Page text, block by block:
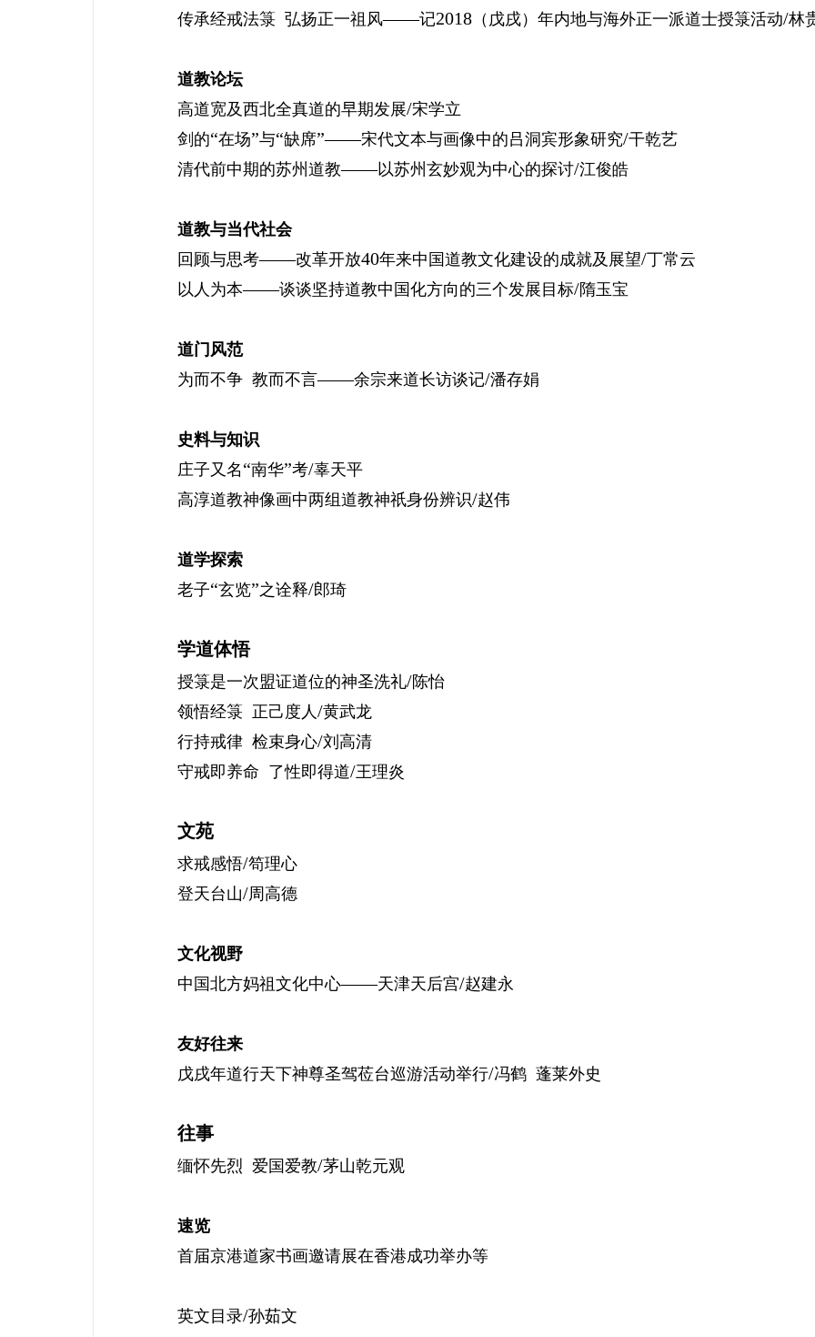
传承经戒法箓 弘扬正一祖风——记2018 （戊戌）年内地与海外正一派道士授箓活动/林
道教论坛
高道宽及西北全真道的早期发展/宋学立
剑的“在场”与“缺席”——宋代文本与画像中的吕洞宾形象研究/干乾艺
清代前中期的苏州道教——以苏州玄妙观为中心的探讨/江俊皓
道教与当代社会
回顾与思考——改革开放40年来中国道教文化建设的成就及展望/丁常云
以人为本——谈谈坚持道教中国化方向的三个发展目标/隋玉宝
道门风范
为而不争 教而不言——余宗来道长访谈记/潘存娟
史料与知识
庄子又名 “南华”考/辜天平
高淳道教神像画中两组道教神祇身份辨识/赵伟
道学探索
老子“玄览”之诠释/郎琦
学道体悟
授箓是一次盟证道位的神圣洗礼/陈怡
领悟经箓 正己度人/黄武龙
行持戒律 检束身心/刘高清
守戒即养命 了性即得道/王理炎
文苑
求戒感悟/笱理心
登天台山/周高德
文化视野
中国北方妈祖文化中心——天津天后宫/赵建永
友好往来
戊戌年道行天下神尊圣驾莅台巡游活动举行/冯鹤 蓬莱外史
往事
缅怀先烈 爱国爱教/茅山乾元观
速览
首届京港道家书画邀请展在香港成功举办等
英文目录/孙茹文